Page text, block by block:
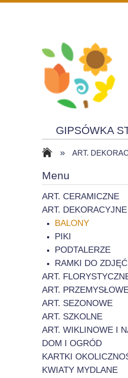
GIPSÓWKA
KWIATY
» ART.
Menu
ART. CERAMICZNE
ART. DEKORACYJNE
BALONY
PIKI
PODTALERZE
RAMKI DO ZDJĘĆ
ART.
ART.
ART. SEZONOWE
ART. SZKOLNE
ART. WIKLINOWE I
DOM I OGRÓD
KARTKI
KWIATY MYDLANE